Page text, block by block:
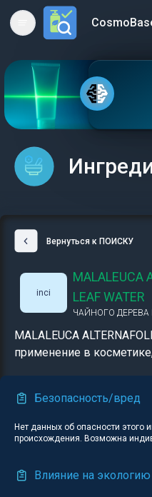
Open main menu
Вернуться к ПОИСКУ
inci
MALALEUCA
LEAF WATER
ЧАЙНОГО ДЕРЕВА
MALALEUCA
применение в
Безопасность/вред
Нет данных об опасности этого
происхождения. Возможна
Влияние на экологию